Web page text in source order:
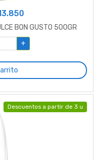
BON GUSTO 500GR
+
Descuentos a partir de 3 u